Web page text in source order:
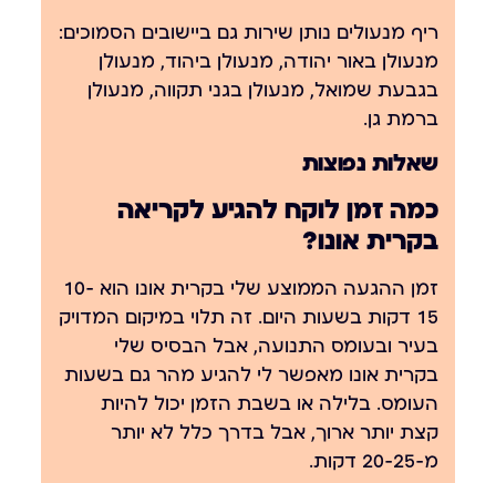
ריף מנעולים נותן שירות גם ביישובים הסמוכים:
מנעולן באור יהודה, מנעולן ביהוד, מנעולן
בגבעת שמואל, מנעולן בגני תקווה, מנעולן
ברמת גן.
שאלות נפוצות
כמה זמן לוקח להגיע לקריאה
בקרית אונו?
זמן ההגעה הממוצע שלי בקרית אונו הוא 10-
15 דקות בשעות היום. זה תלוי במיקום המדויק
בעיר ובעומס התנועה, אבל הבסיס שלי
בקרית אונו מאפשר לי להגיע מהר גם בשעות
העומס. בלילה או בשבת הזמן יכול להיות
קצת יותר ארוך, אבל בדרך כלל לא יותר
מ-20-25 דקות.